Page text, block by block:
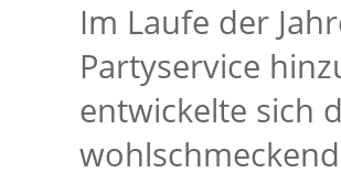
Im Laufe der
Partyservice
entwickelte sich